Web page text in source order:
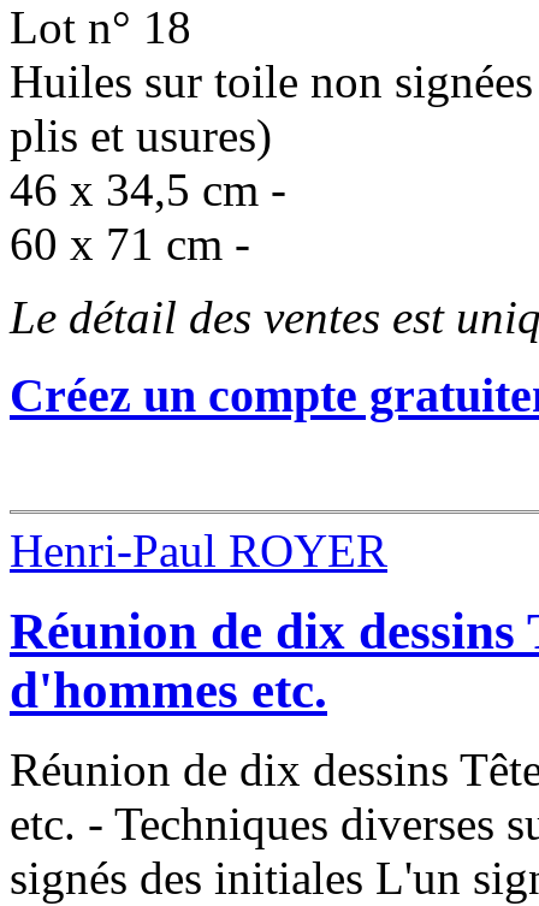
Lot n° 18
Huiles sur toile non
plis et usures)
46 x 34,5 cm -
60 x 71 cm -
Le détail des ventes est
Créez un compte
Henri-Paul ROYER
Réunion de dix
d'hommes etc.
Réunion de dix dessins
etc. - Techniques diverses
signés des initiales L'un